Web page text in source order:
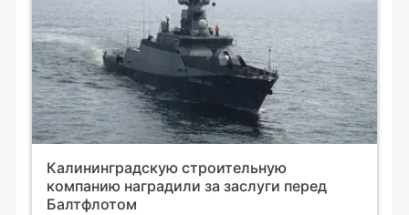
Калининградскую строительную
компанию наградили за заслуги перед
Балтфлотом